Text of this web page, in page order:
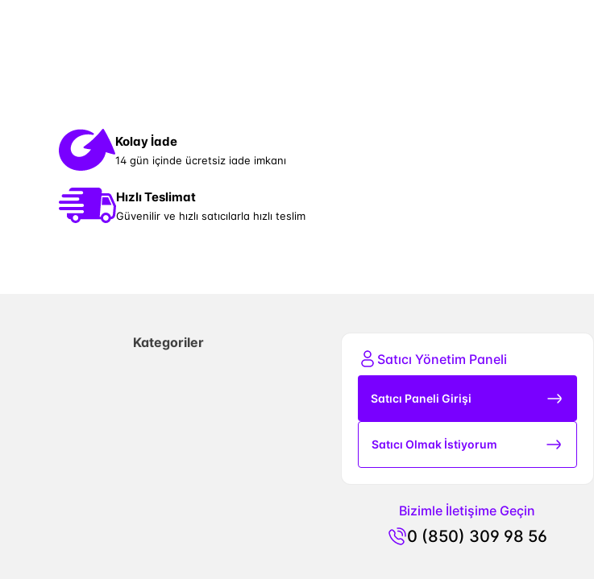
Kolay İade
14 gün içinde ücretsiz iade imkanı
Hızlı Teslimat
Güvenilir ve hızlı satıcılarla hızlı teslim
Kategoriler
Satıcı Yönetim Paneli
Satıcı Paneli Girişi
Satıcı Olmak İstiyorum
Bizimle İletişime Geçin
0 (850) 309 98 56